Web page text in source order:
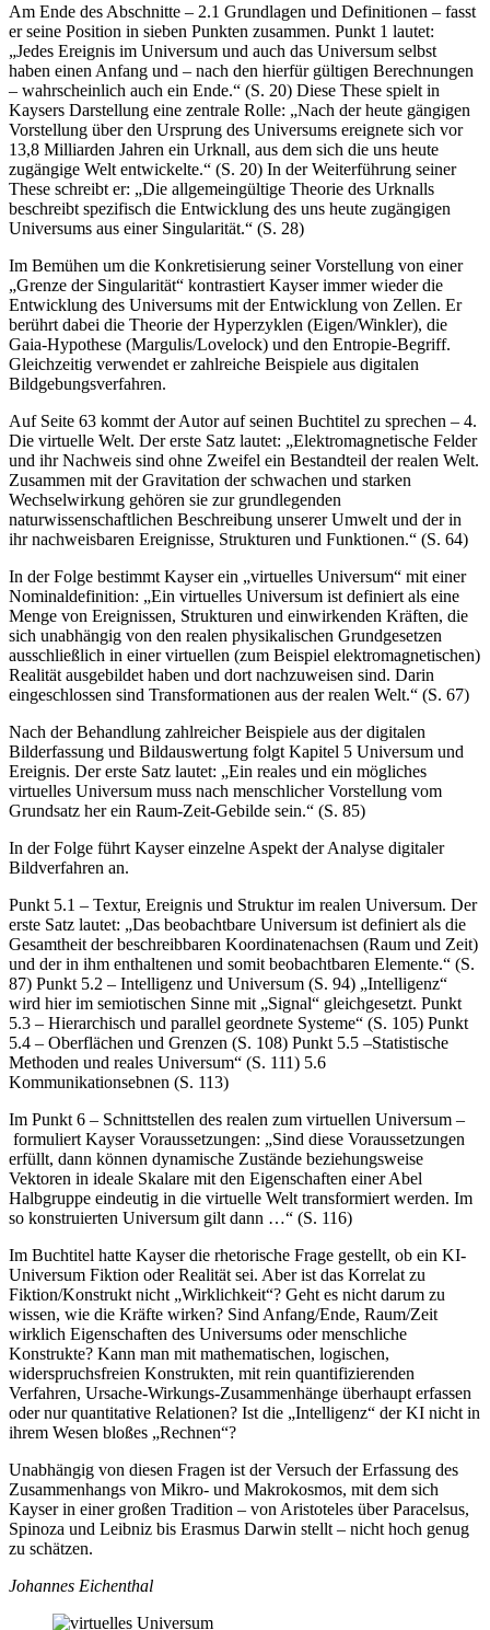
Am Ende des Abschnitte – 2.1 Grundlagen und Definitionen – fasst
er seine Position in sieben Punkten zusammen. Punkt 1 lautet:
„Jedes Ereignis im Universum und auch das Universum selbst
haben einen Anfang und – nach den hierfür gültigen Berechnungen
– wahrscheinlich auch ein Ende.“ (S. 20) Diese These spielt in
Kaysers Darstellung eine zentrale Rolle: „Nach der heute gängigen
Vorstellung über den Ursprung des Universums ereignete sich vor
13,8 Milliarden Jahren ein Urknall, aus dem sich die uns heute
zugängige Welt entwickelte.“ (S. 20) In der Weiterführung seiner
These schreibt er: „Die allgemeingültige Theorie des Urknalls
beschreibt spezifisch die Entwicklung des uns heute zugängigen
Universums aus einer Singularität.“ (S. 28)
Im Bemühen um die Konkretisierung seiner Vorstellung von einer
„Grenze der Singularität“ kontrastiert Kayser immer wieder die
Entwicklung des Universums mit der Entwicklung von Zellen. Er
berührt dabei die Theorie der Hyperzyklen (Eigen/Winkler), die
Gaia-Hypothese (Margulis/Lovelock) und den Entropie-Begriff.
Gleichzeitig verwendet er zahlreiche Beispiele aus digitalen
Bildgebungsverfahren.
Auf Seite 63 kommt der Autor auf seinen Buchtitel zu sprechen – 4.
Die virtuelle Welt. Der erste Satz lautet: „Elektromagnetische Felder
und ihr Nachweis sind ohne Zweifel ein Bestandteil der realen Welt.
Zusammen mit der Gravitation der schwachen und starken
Wechselwirkung gehören sie zur grundlegenden
naturwissenschaftlichen Beschreibung unserer Umwelt und der in
ihr nachweisbaren Ereignisse, Strukturen und Funktionen.“ (S. 64)
In der Folge bestimmt Kayser ein „virtuelles Universum“ mit einer
Nominaldefinition: „Ein virtuelles Universum ist definiert als eine
Menge von Ereignissen, Strukturen und einwirkenden Kräften, die
sich unabhängig von den realen physikalischen Grundgesetzen
ausschließlich in einer virtuellen (zum Beispiel elektromagnetischen)
Realität ausgebildet haben und dort nachzuweisen sind. Darin
eingeschlossen sind Transformationen aus der realen Welt.“ (S. 67)
Nach der Behandlung zahlreicher Beispiele aus der digitalen
Bilderfassung und Bildauswertung folgt Kapitel 5 Universum und
Ereignis. Der erste Satz lautet: „Ein reales und ein mögliches
virtuelles Universum muss nach menschlicher Vorstellung vom
Grundsatz her ein Raum-Zeit-Gebilde sein.“ (S. 85)
In der Folge führt Kayser einzelne Aspekt der Analyse digitaler
Bildverfahren an.
Punkt 5.1 – Textur, Ereignis und Struktur im realen Universum. Der
erste Satz lautet: „Das beobachtbare Universum ist definiert als die
Gesamtheit der beschreibbaren Koordinatenachsen (Raum und Zeit)
und der in ihm enthaltenen und somit beobachtbaren Elemente.“ (S.
87) Punkt 5.2 – Intelligenz und Universum (S. 94) „Intelligenz“
wird hier im semiotischen Sinne mit „Signal“ gleichgesetzt. Punkt
5.3 – Hierarchisch und parallel geordnete Systeme“ (S. 105) Punkt
5.4 – Oberflächen und Grenzen (S. 108) Punkt 5.5 –Statistische
Methoden und reales Universum“ (S. 111) 5.6
Kommunikationsebnen (S. 113)
Im Punkt 6 – Schnittstellen des realen zum virtuellen Universum –
formuliert Kayser Voraussetzungen: „Sind diese Voraussetzungen
erfüllt, dann können dynamische Zustände beziehungsweise
Vektoren in ideale Skalare mit den Eigenschaften einer Abel
Halbgruppe eindeutig in die virtuelle Welt transformiert werden. Im
so konstruierten Universum gilt dann …“ (S. 116)
Im Buchtitel hatte Kayser die rhetorische Frage gestellt, ob ein KI-
Universum Fiktion oder Realität sei. Aber ist das Korrelat zu
Fiktion/Konstrukt nicht „Wirklichkeit“? Geht es nicht darum zu
wissen, wie die Kräfte wirken? Sind Anfang/Ende, Raum/Zeit
wirklich Eigenschaften des Universums oder menschliche
Konstrukte? Kann man mit mathematischen, logischen,
widerspruchsfreien Konstrukten, mit rein quantifizierenden
Verfahren, Ursache-Wirkungs-Zusammenhänge überhaupt erfassen
oder nur quantitative Relationen? Ist die „Intelligenz“ der KI nicht in
ihrem Wesen bloßes „Rechnen“?
Unabhängig von diesen Fragen ist der Versuch der Erfassung des
Zusammenhangs von Mikro- und Makrokosmos, mit dem sich
Kayser in einer großen Tradition – von Aristoteles über Paracelsus,
Spinoza und Leibniz bis Erasmus Darwin stellt – nicht hoch genug
zu schätzen.
Johannes Eichenthal